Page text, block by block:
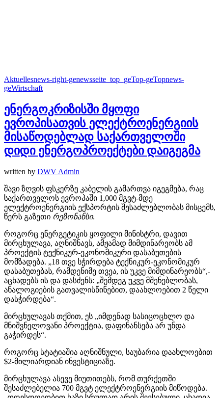
Aktuellesnews-right-genewsseite_top_geTop-geTopnews-
geWirtschaft
ენერგოკრიზისში მყოფი
ევროპისათვის ელექტროენერგიის
მისაწოდებლად საქართველოში
დიდი ენერგოპროექტები დაიგეგმა
written by DWV Admin
შავი ზღვის ფსკერზე კაბელის გამართვა იგეგმება, რაც
საქართველოს ევროპაში 1,000 მგვტ-მდე
ელექტროენერგიის ექსპორტის შესაძლებლობას მისცემს,
წერს გაზეთი რეზონანსი.
როგორც ენერგეტიკის ყოფილი მინისტრი, დავით
მირცხულავა, აღნიშნავს, ამჟამად მიმდინარეობს ამ
პროექტის ტექნიკურ-ეკონომიკური დასაბუთების
მომზადება. „18 თვე სჭირდება ტექნიკურ-ეკონომიკურ
დასაბუთებას, რამდენიმე თვეა, ის უკვე მიმდინარეობს“,-
აცხადებს ის და დასძენს: „შემდეგ უკვე მშენებლობას,
ანალოგიების გათვალისწინებით, დაახლოებით 2 წელი
დასჭირდება“.
მირცხულავას თქმით, ეს „იმდენად სასიცოცხლო და
მნიშვნელოვანი პროექტია, დაფინანსება არ უნდა
გაჭირდეს“.
როგორც სტატიაშია აღნიშნული, საუბარია დაახლოებით
$2-მილიარდიან ინვესტიციაზე.
მირცხულავა ასევე მიუთითებს, რომ თურქეთში
შესაძლებელია 700 მგვტ ელექტროენერგიის მიწოდება.